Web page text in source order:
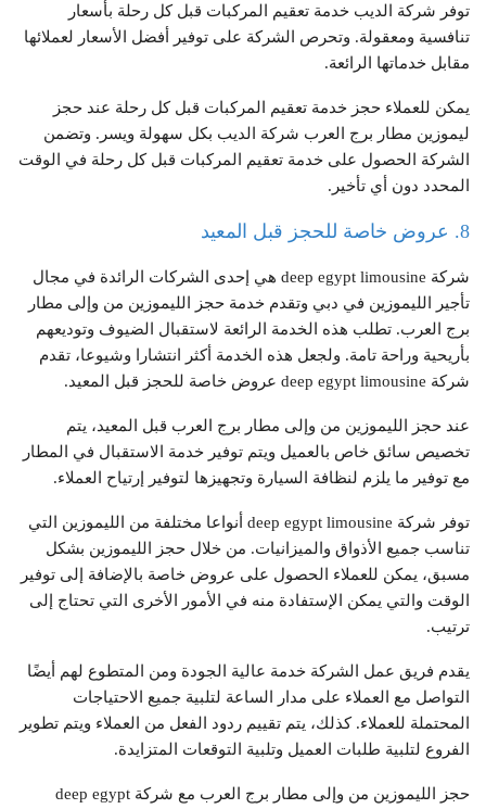
توفر شركة الديب خدمة تعقيم المركبات قبل كل رحلة بأسعار
تنافسية ومعقولة. وتحرص الشركة على توفير أفضل الأسعار لعملائها
مقابل خدماتها الرائعة.
يمكن للعملاء حجز خدمة تعقيم المركبات قبل كل رحلة عند حجز
ليموزين مطار برج العرب شركة الديب بكل سهولة ويسر. وتضمن
الشركة الحصول على خدمة تعقيم المركبات قبل كل رحلة في الوقت
المحدد دون أي تأخير.
8. عروض خاصة للحجز قبل المعيد
شركة deep egypt limousine هي إحدى الشركات الرائدة في مجال
تأجير الليموزين في دبي وتقدم خدمة حجز الليموزين من وإلى مطار
برج العرب. تطلب هذه الخدمة الرائعة لاستقبال الضيوف وتوديعهم
بأريحية وراحة تامة. ولجعل هذه الخدمة أكثر انتشارا وشيوعا، تقدم
شركة deep egypt limousine عروض خاصة للحجز قبل المعيد.
عند حجز الليموزين من وإلى مطار برج العرب قبل المعيد، يتم
تخصيص سائق خاص بالعميل ويتم توفير خدمة الاستقبال في المطار
مع توفير ما يلزم لنظافة السيارة وتجهيزها لتوفير إرتياح العملاء.
توفر شركة deep egypt limousine أنواعا مختلفة من الليموزين التي
تناسب جميع الأذواق والميزانيات. من خلال حجز الليموزين بشكل
مسبق، يمكن للعملاء الحصول على عروض خاصة بالإضافة إلى توفير
الوقت والتي يمكن الإستفادة منه في الأمور الأخرى التي تحتاج إلى
ترتيب.
يقدم فريق عمل الشركة خدمة عالية الجودة ومن المتطوع لهم أيضًا
التواصل مع العملاء على مدار الساعة لتلبية جميع الاحتياجات
المحتملة للعملاء. كذلك، يتم تقييم ردود الفعل من العملاء ويتم تطوير
الفروع لتلبية طلبات العميل وتلبية التوقعات المتزايدة.
حجز الليموزين من وإلى مطار برج العرب مع شركة deep egypt